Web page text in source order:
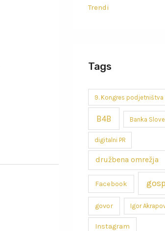
Trendi
Tags
9. Kongres podjetništva
B4B Banka
digitalni PR
družbena omrežja
Facebook
govor Igor
Instagram